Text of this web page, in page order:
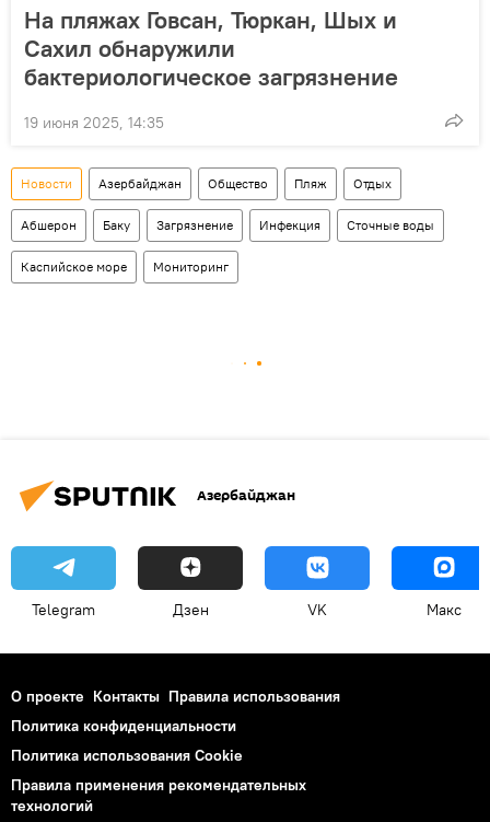
На пляжах Говсан, Тюркан, Шых и
Сахил обнаружили
бактериологическое загрязнение
19 июня 2025, 14:35
Новости Азербайджан Общество Пляж Отдых
Абшерон Баку Загрязнение Инфекция Сточные воды
Каспийское море Мониторинг
Азербайджан
Telegram Дзен VK Макс
О проекте Контакты Правила использования
Политика конфиденциальности
Политика использования Cookie
Правила применения рекомендательных
технологий